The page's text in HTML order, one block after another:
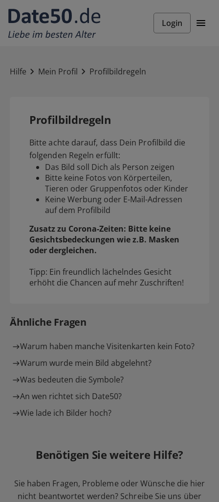
Login
Hilfe Mein Profil Profilbildregeln
Profilbildregeln
Bitte achte darauf, dass Dein Profilbild die
folgenden Regeln erfüllt:
Das Bild soll Dich als Person zeigen
Bitte keine Fotos von Körperteilen,
Tieren oder Gruppenfotos oder Kinder
Keine Werbung oder E-Mail-Adressen
auf dem Profilbild
Zusatz zu Corona-Zeiten: Bitte keine
Gesichtsbedeckungen wie z.B. Masken
oder dergleichen.
Tipp: Ein freundlich lächelndes Gesicht
erhöht die Chancen auf mehr Zuschriften!
Ähnliche Fragen
Warum haben manche Visitenkarten kein Foto?
Warum wurde mein Bild abgelehnt?
Was bedeuten die Symbole?
An wen richtet sich Date50?
Wie lade ich Bilder hoch?
Benötigen Sie weitere Hilfe?
Sie haben Fragen, Probleme oder Wünsche die hier
nicht beantwortet werden? Schreibe Sie uns über